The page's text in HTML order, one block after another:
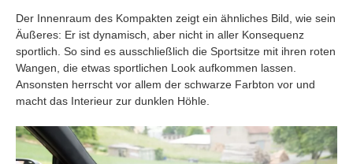
Der Innenraum des Kompakten zeigt ein ähnliches Bild, wie sein
Äußeres: Er ist dynamisch, aber nicht in aller Konsequenz
sportlich. So sind es ausschließlich die Sportsitze mit ihren roten
Wangen, die etwas sportlichen Look aufkommen lassen.
Ansonsten herrscht vor allem der schwarze Farbton vor und
macht das Interieur zur dunklen Höhle.